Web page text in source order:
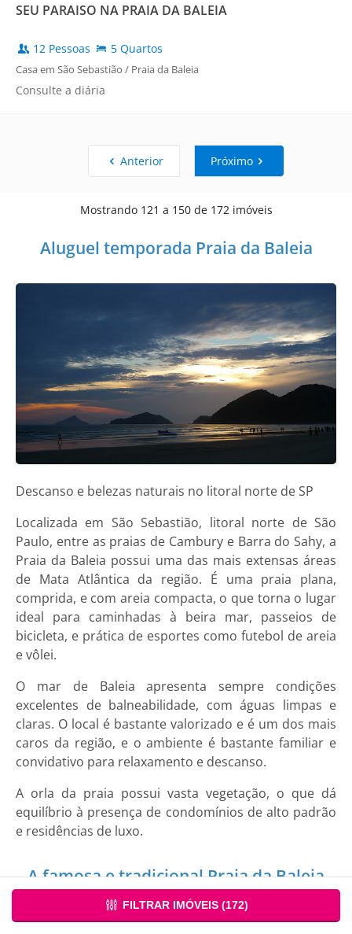
FILTRAR IMÓVEIS (172)
SEU PARAISO NA PRAIA DA BALEIA
12 Pessoas 5 Quartos
Casa em São Sebastião / Praia da Baleia
Consulte a diária
Anterior
Mostrando 121 a 150 de 172 imóveis
Próximo
Aluguel temporada Praia da Baleia
Descanso e belezas naturais no litoral norte de SP
Localizada em São Sebastião, litoral norte de São
Paulo, entre as praias de Cambury e Barra do Sahy, a
Praia da Baleia possui uma das mais extensas áreas
de Mata Atlântica da região. É uma praia plana,
comprida, e com areia compacta, o que torna o lugar
ideal para caminhadas à beira mar, passeios de
bicicleta, e prática de esportes como futebol de areia
e vôlei.
O mar de Baleia apresenta sempre condições
excelentes de balneabilidade, com águas limpas e
claras. O local é bastante valorizado e é um dos mais
caros da região, e o ambiente é bastante familiar e
convidativo para relaxamento e descanso.
A orla da praia possui vasta vegetação, o que dá
equilíbrio à presença de condomínios de alto padrão
e residências de luxo.
A famosa e tradicional Praia da Baleia